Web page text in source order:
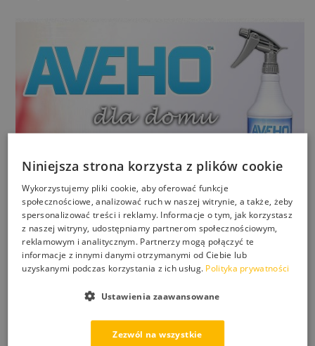
Niniejsza strona korzysta z plików cookie
Wykorzystujemy pliki cookie, aby oferować funkcje
społecznościowe, analizować ruch w naszej witrynie, a także, żeby
spersonalizować treści i reklamy. Informacje o tym, jak korzystasz
z naszej witryny, udostępniamy partnerom społecznościowym,
reklamowym i analitycznym. Partnerzy mogą połączyć te
informacje z innymi danymi otrzymanymi od Ciebie lub
uzyskanymi podczas korzystania z ich usług. Polityka prywatności
Zezwól na wszystkie
Ustawienia zaawansowane